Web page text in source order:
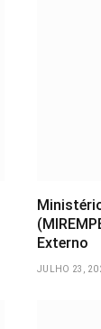
Externo
JULHO 23,